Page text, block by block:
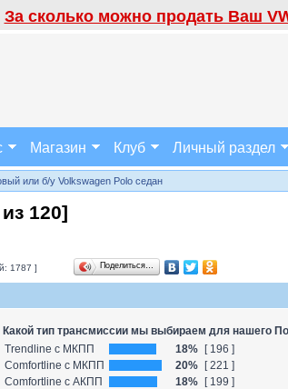
За сколько можно продать Ваш
Магазин Клуб Личный раздел
или б/у Volkswagen Polo седан
из 120]
1787 ] Поделиться…
Какой тип трансмиссии мы выбираем для нашего
Trendline с МКПП
18%
[ 196 ]
Comfortline с МКПП
20%
[ 221 ]
Comfortline с АКПП
18%
[ 199 ]